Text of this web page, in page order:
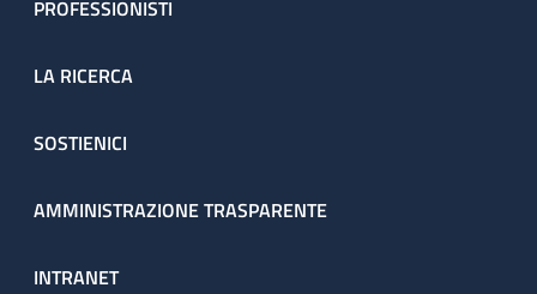
PROFESSIONISTI
LA RICERCA
SOSTIENICI
AMMINISTRAZIONE TRASPARENTE
INTRANET